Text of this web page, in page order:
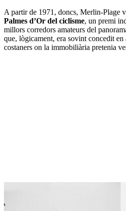
A partir de 1971, doncs, Merlin-Plage
Palmes d’Or del ciclisme, un premi
millors corredors amateurs del
que, lògicament, era sovint concedit
costaners on la immobiliària pretenia